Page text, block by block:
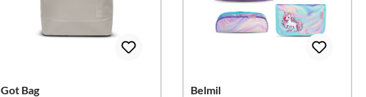
Got Bag Belmil